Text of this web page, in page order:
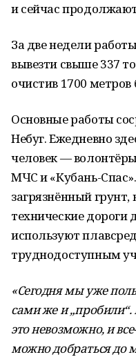
и сейчас
За две недели
вывезти свыше 337
очистив 1700 метров
Основные работы
Небуг. Ежедневно
человек —
МЧС и «Кубань-
загрязнённый
технические дороги
используют
труднодоступным
«Сегодня мы уже
сами же и
это невозможно, и
можно добраться до